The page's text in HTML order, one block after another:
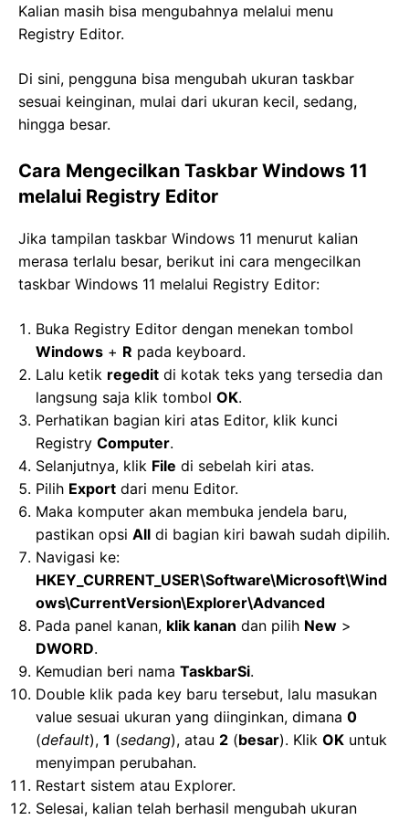
Kalian masih bisa mengubahnya melalui menu
Registry Editor.
Di sini, pengguna bisa mengubah ukuran taskbar
sesuai keinginan, mulai dari ukuran kecil, sedang,
hingga besar.
Cara Mengecilkan Taskbar Windows 11
melalui Registry Editor
Jika tampilan taskbar Windows 11 menurut kalian
merasa terlalu besar, berikut ini cara mengecilkan
taskbar Windows 11 melalui Registry Editor:
Buka Registry Editor dengan menekan tombol
Windows + R pada keyboard.
Lalu ketik regedit di kotak teks yang tersedia dan
langsung saja klik tombolOK.
Perhatikan bagian kiri atas Editor, klik kunci
RegistryComputer.
Selanjutnya, klik File di sebelah kiri atas.
Pilih Export dari menu Editor.
Maka komputer akan membuka jendela baru,
pastikan opsiAll di bagian kiri bawah sudah dipilih.
Navigasi ke:
HKEY_CURRENT_USER\Software\Microsoft\Wind
ows\CurrentVersion\Explorer\Advanced
Pada panel kanan, klik kanan dan pilih New >
DWORD.
Kemudian beri namaTaskbarSi.
Double klik pada key baru tersebut, lalu masukan
value sesuai ukuran yang diinginkan, dimana0
(default),1 (sedang), atau 2 (besar). KlikOK untuk
menyimpan perubahan.
Restart sistem atau Explorer.
Selesai, kalian telah berhasil mengubah ukuran